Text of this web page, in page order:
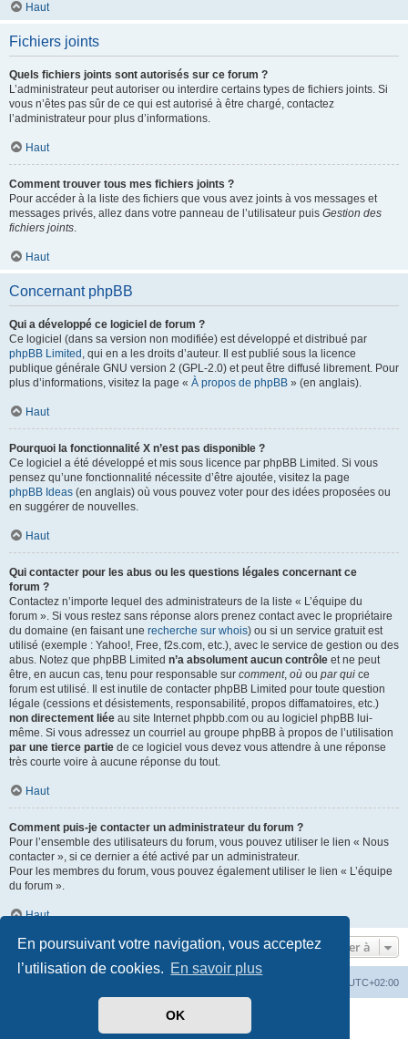
En poursuivant votre navigation, vous acceptez
l’utilisation de cookies. En savoir plus
OK
Haut
Fichiers joints
Quels fichiers joints sont autorisés sur ce forum ?
L’administrateur peut autoriser ou interdire certains types de fichiers joints. Si
vous n’êtes pas sûr de ce qui est autorisé à être chargé, contactez
l’administrateur pour plus d’informations.
Haut
Comment trouver tous mes fichiers joints ?
Pour accéder à la liste des fichiers que vous avez joints à vos messages et
messages privés, allez dans votre panneau de l’utilisateur puis Gestion des
fichiers joints.
Haut
Concernant phpBB
Qui a développé ce logiciel de forum ?
Ce logiciel (dans sa version non modifiée) est développé et distribué par
phpBB Limited , qui en a les droits d’auteur. Il est publié sous la licence
publique générale GNU version 2 (GPL-2.0) et peut être diffusé librement. Pour
plus d’informations, visitez la page « À propos de phpBB » (en anglais).
Haut
Pourquoi la fonctionnalité X n’est pas disponible ?
Ce logiciel a été développé et mis sous licence par phpBB Limited. Si vous
pensez qu’une fonctionnalité nécessite d’être ajoutée, visitez la page
phpBB Ideas (en anglais) où vous pouvez voter pour des idées proposées ou
en suggérer de nouvelles.
Haut
Qui contacter pour les abus ou les questions légales concernant ce
forum ?
Contactez n’importe lequel des administrateurs de la liste « L’équipe du
forum ». Si vous restez sans réponse alors prenez contact avec le propriétaire
du domaine (en faisant une recherche sur whois) ou si un service gratuit est
utilisé (exemple : Yahoo!, Free, f2s.com, etc.), avec le service de gestion ou des
abus. Notez que phpBB Limited n’a absolument aucun contrôle et ne peut
être, en aucun cas, tenu pour responsable sur comment, où ou par qui ce
forum est utilisé. Il est inutile de contacter phpBB Limited pour toute question
légale (cessions et désistements, responsabilité, propos diffamatoires, etc.)
non directement liée au site Internet phpbb.com ou au logiciel phpBB lui-
même. Si vous adressez un courriel au groupe phpBB à propos de l’utilisation
par une tierce partie de ce logiciel vous devez vous attendre à une réponse
très courte voire à aucune réponse du tout.
Haut
Comment puis-je contacter un administrateur du forum ?
Pour l’ensemble des utilisateurs du forum, vous pouvez utiliser le lien « Nous
contacter », si ce dernier a été activé par un administrateur.
Pour les membres du forum, vous pouvez également utiliser le lien « L’équipe
du forum ».
Haut
Aller à
UTC+02:00
phpBB ® Forum Software © phpBB Limited
phpBB-fr.com